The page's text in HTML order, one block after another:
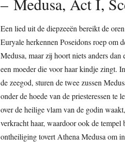
Een lied uit de diepzeeën bereikt de
Euryale herkennen Poseidons roep om
Medusa, maar zij hoort niets anders dan
een moeder die voor haar kindje zingt.
de zeegod, sturen de twee zussen
onder de hoede van de priesteressen te
over de heilige vlam van de godin
verkracht haar, waardoor ook de
ontheiliging tovert Athena Medusa om